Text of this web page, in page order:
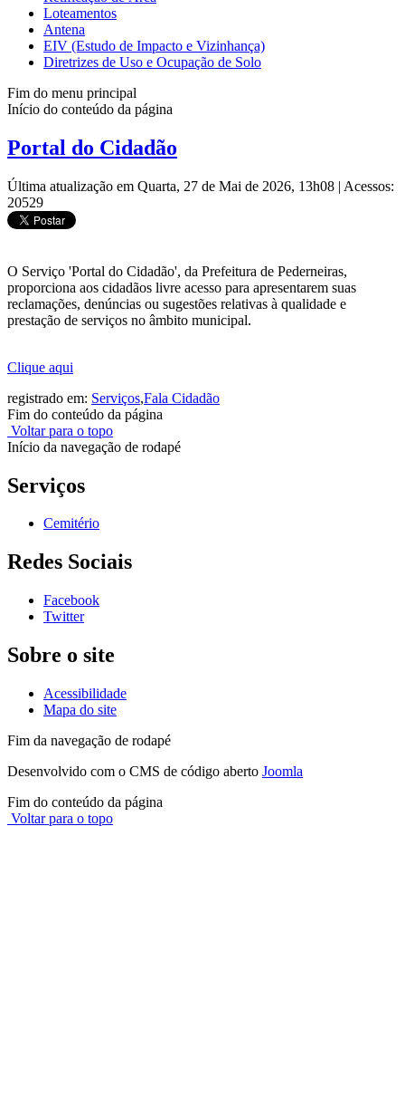
Loteamentos
Antena
EIV (Estudo de Impacto e Vizinhança)
Diretrizes de Uso e Ocupação de Solo
Fim do menu principal
Início do conteúdo da página
Portal do Cidadão
Última atualização em Quarta, 27 de Mai de 2026, 13h08 | Acessos:
20529
O Serviço 'Portal do Cidadão', da Prefeitura de Pederneiras,
proporciona aos cidadãos livre acesso para apresentarem suas
reclamações, denúncias ou sugestões relativas à qualidade e
prestação de serviços no âmbito municipal.
Clique aqui
registrado em: Serviços,Fala Cidadão
Fim do conteúdo da página
Voltar para o topo
Início da navegação de rodapé
Serviços
Cemitério
Redes Sociais
Facebook
Twitter
Sobre o site
Acessibilidade
Mapa do site
Fim da navegação de rodapé
Desenvolvido com o CMS de código aberto Joomla
Fim do conteúdo da página
Voltar para o topo